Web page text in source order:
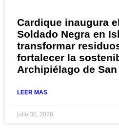
Cardique inaugura
Soldado Negra en
transformar
fortalecer la
Archipiélago de
LEER MAS
julio 30, 2026